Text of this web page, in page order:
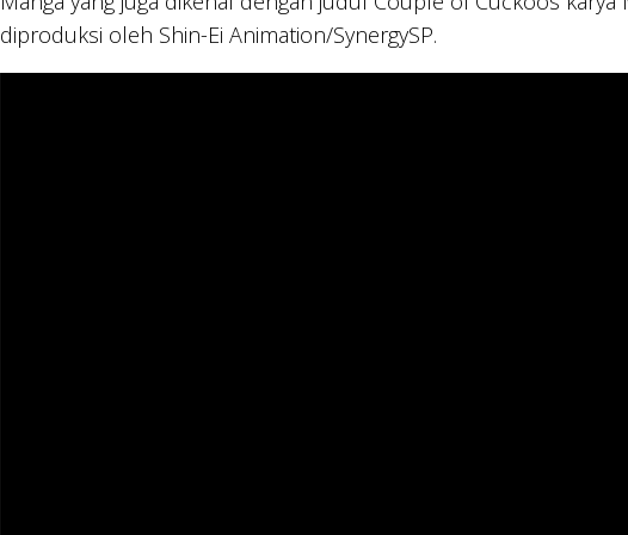
diproduksi oleh Shin-Ei Animation/SynergySP.